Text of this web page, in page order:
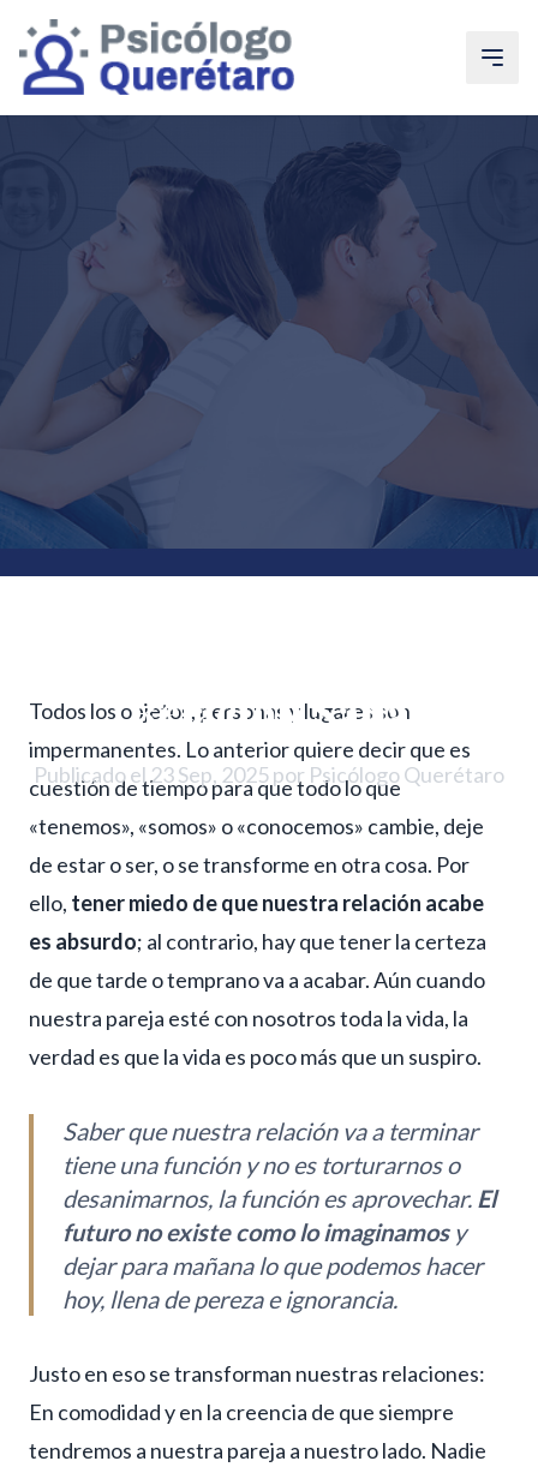
Saltar al contenido principal
Ir a la navegación
Relación Sana
Publicado el 23 Sep, 2025 por Psicólogo Querétaro
Todos los objetos, personas y lugares son
impermanentes. Lo anterior quiere decir que es
cuestión de tiempo para que todo lo que
«tenemos», «somos» o «conocemos» cambie, deje
de estar o ser, o se transforme en otra cosa. Por
ello, tener miedo de que nuestra relación acabe
es absurdo; al contrario, hay que tener la certeza
de que tarde o temprano va a acabar. Aún cuando
nuestra pareja esté con nosotros toda la vida, la
verdad es que la vida es poco más que un suspiro.
Saber que nuestra relación va a terminar
tiene una función y no es torturarnos o
desanimarnos, la función es aprovechar. El
futuro no existe como lo imaginamosy
dejar para mañana lo que podemos hacer
hoy, llena de pereza e ignorancia.
Justo en eso se transforman nuestras relaciones:
En comodidad y en la creencia de que siempre
tendremos a nuestra pareja a nuestro lado. Nadie